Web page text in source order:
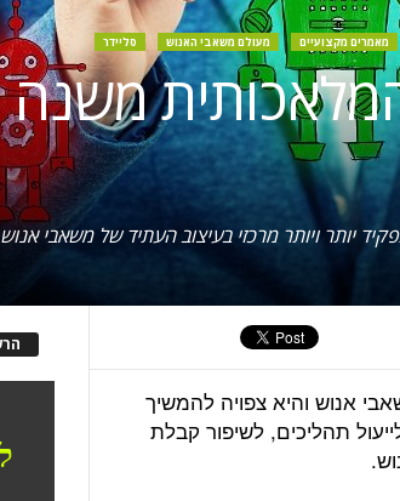
מאמרים מקצועיים מעולם משאבי האנוש סליידר
המלאכותית
יותר ויותר מרכזי בעיצוב העתיד של משאבי אנוש
אנוש והיא צפויה להמשיך
תהליכים, לשיפור קבלת